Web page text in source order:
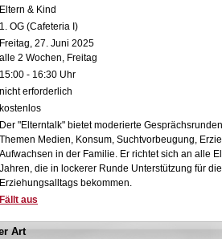
Eltern & Kind
1. OG (Cafeteria I)
Freitag, 27. Juni 2025
alle 2 Wochen, Freitag
15:00 - 16:30 Uhr
nicht erforderlich
kostenlos
Der "Elterntalk" bietet moderierte
Themen Medien, Konsum, Suchtvorbeugung,
Aufwachsen in der Familie. Er richtet sich an alle
Jahren, die in lockerer Runde Unterstützung für
Erziehungsalltags bekommen.
Fällt aus
Art